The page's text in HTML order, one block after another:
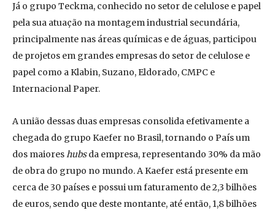
Já o grupo Teckma, conhecido no setor de celulose e papel
pela sua atuação na montagem industrial secundária,
principalmente nas áreas químicas e de águas, participou
de projetos em grandes empresas do setor de celulose e
papel como a Klabin, Suzano, Eldorado, CMPC e
Internacional Paper.
A união dessas duas empresas consolida efetivamente a
chegada do grupo Kaefer no Brasil, tornando o País um
dos maioreshubsda empresa, representando 30% da mão
de obra do grupo no mundo. A Kaefer está presente em
cerca de 30 países e possui um faturamento de 2,3 bilhões
de euros, sendo que deste montante, até então, 1,8 bilhões